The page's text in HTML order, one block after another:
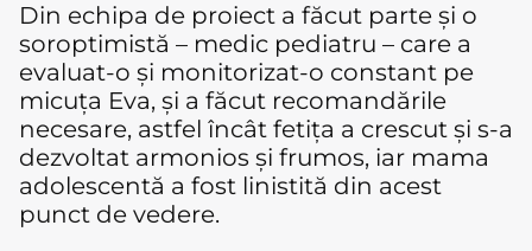
Din echipa de proiect a făcut parte și o
soroptimistă – medic pediatru – care a
evaluat-o și monitorizat-o constant pe
micuța Eva, și a făcut recomandările
necesare, astfel încât fetița a crescut și s-a
dezvoltat armonios și frumos, iar mama
adolescentă a fost linistită din acest
punct de vedere.